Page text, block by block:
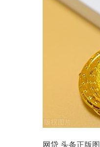
网贷 头条正版